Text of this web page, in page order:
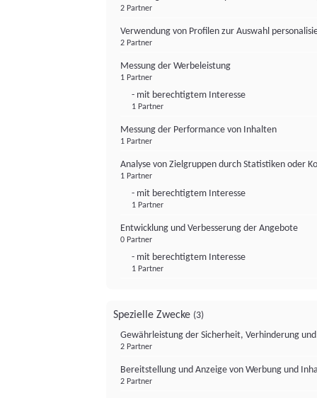
2 Partner
Verwendung von Profilen zur Auswahl
2 Partner
Messung der Werbeleistung
1 Partner
- mit berechtigtem Interesse
1 Partner
Messung der Performance von Inhalten
1 Partner
Analyse von Zielgruppen durch Statistiken oder
1 Partner
- mit berechtigtem Interesse
1 Partner
Entwicklung und Verbesserung der Angebote
0 Partner
- mit berechtigtem Interesse
1 Partner
Spezielle Zwecke (3)
Gewährleistung der Sicherheit, Verhinderung
2 Partner
Bereitstellung und Anzeige von Werbung und
2 Partner